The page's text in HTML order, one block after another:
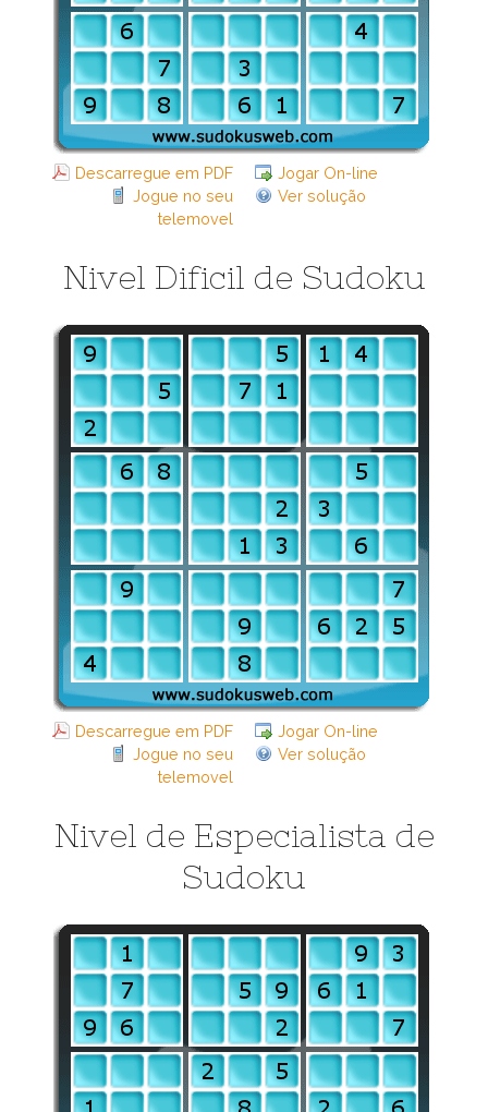
Descarregue em PDF
Jogar On-line
Jogue no seu
telemovel
Ver solução
Nivel Dificil de Sudoku
Descarregue em PDF
Jogar On-line
Jogue no seu
telemovel
Ver solução
Nivel de Especialista de
Sudoku